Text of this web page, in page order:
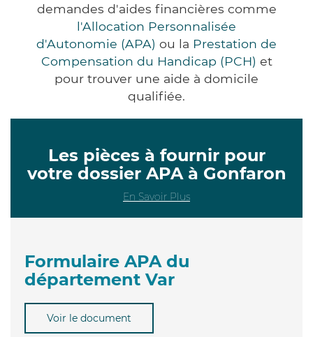
demandes d'aides financières comme
l'Allocation Personnalisée
d'Autonomie (APA) ou la Prestation de
Compensation du Handicap (PCH) et
pour trouver une aide à domicile
qualifiée.
Les pièces à fournir pour
votre dossier APA à Gonfaron
En Savoir Plus
Formulaire APA du
département Var
Voir le document